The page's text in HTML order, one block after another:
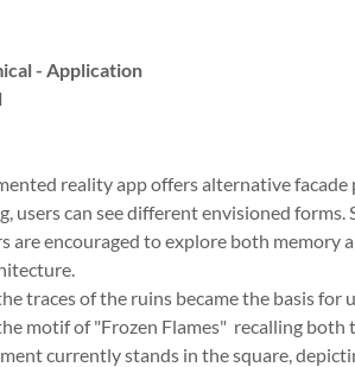
- Application
reality app offers alternative facade
users can see different envisioned
are encouraged to explore both
traces of the ruins became the basis
motif of "Frozen Flames" recalling
currently stands in the square,